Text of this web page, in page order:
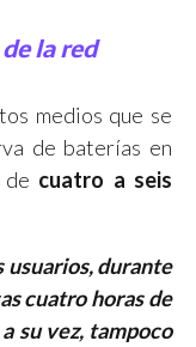
la red
medios que se
de baterías en
cuatro a seis
usuarios, durante
cuatro horas de
su vez, tampoco